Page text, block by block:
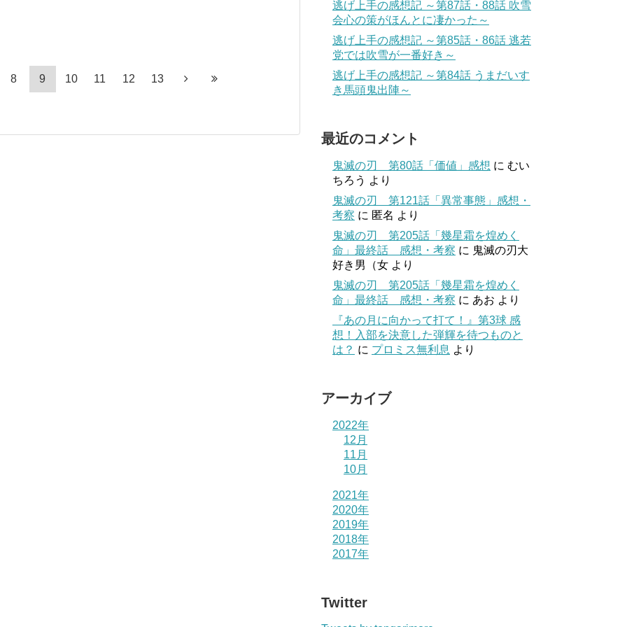
8 9 10 11 12 13
逃げ上手の感想記 ～第87話・88話 吹雪
会心の策がほんとに凄かった～
逃げ上手の感想記 ～第85話・86話 逃若
党では吹雪が一番好き～
逃げ上手の感想記 ～第84話 うまだいす
き馬頭鬼出陣～
最近のコメント
鬼滅の刃 第80話「価値」感想 に むい
ちろう より
鬼滅の刃 第121話「異常事態」感想・
考察 に 匿名 より
鬼滅の刃 第205話「幾星霜を煌めく
命」最終話 感想・考察 に 鬼滅の刃大
好き男（女 より
鬼滅の刃 第205話「幾星霜を煌めく
命」最終話 感想・考察 に あお より
『あの月に向かって打て！』第3球 感
想！入部を決意した弾輝を待つものと
は？ に プロミス無利息 より
アーカイブ
2022年
12月
11月
10月
2021年
2020年
2019年
2018年
2017年
Twitter